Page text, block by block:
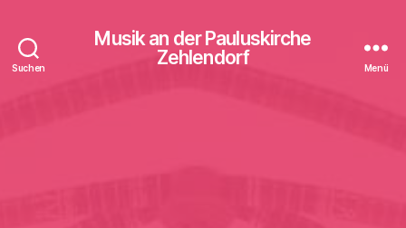
Suchen
Musik an der Pauluskirche
Zehlendorf
Menü